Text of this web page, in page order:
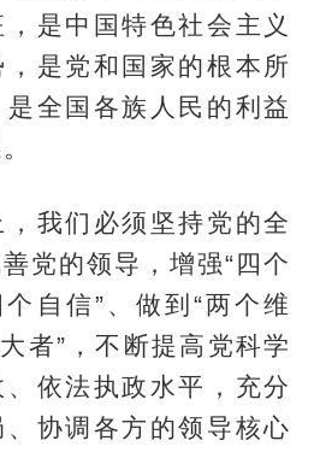
是中国特色社会主义
是党和国家的根本所
全国各族人民的利益
我们必须坚持党的全
党的领导，增强“四个
自信”、做到“两个维
者”，不断提高党科学
依法执政水平，充分
协调各方的领导核心